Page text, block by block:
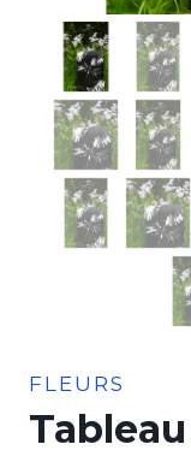
FLEURS